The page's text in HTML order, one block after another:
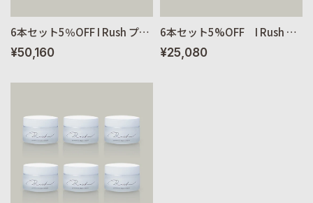
6本セット5％OFF I Rush プレミアムリッチオイル 30ml【送料無料】
¥50,160
6本セット5%OFF I Rush プレミアムリッチUVクリーム 35g【送料無料】
¥25,080